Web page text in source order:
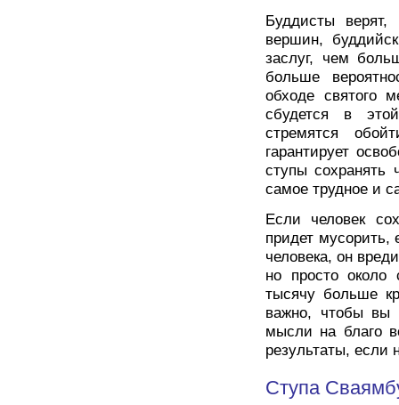
Буддисты
вершин,
заслуг, чем
больше
обходе святого
сбудется в
стремятся
гарантирует
ступы
самое трудное и
Если человек
придет мусорить,
человека, он
но просто
тысячу больше
важно, чтобы вы
мысли на благо
результаты, если
Ступа